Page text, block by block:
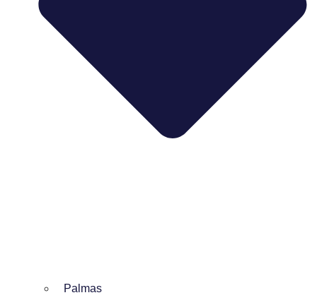
Palmas